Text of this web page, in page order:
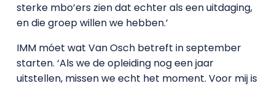
sterke mbo’ers zien dat echter als een uitdaging,
en die groep willen we hebben.’
IMM móet wat Van Osch betreft in september
starten. ‘Als we de opleiding nog een jaar
uitstellen, missen we echt het moment. Voor mij is